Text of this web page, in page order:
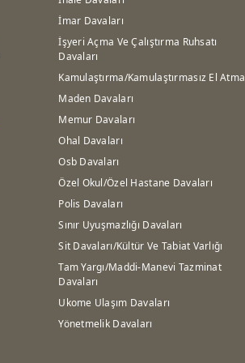
İmar Davaları
İşyeri Açma Ve Çalıştırma Ruhsatı
Davaları
Kamulaştırma/Kamulaştırmasız El Atma
Maden Davaları
Memur Davaları
Ohal Davaları
Osb Davaları
Özel Okul/Özel Hastane Davaları
Polis Davaları
Sınır Uyuşmazlığı Davaları
Sit Davaları/Kültür Ve Tabiat Varlığı
Tam Yargı/Maddi-Manevi Tazminat
Davaları
Ukome Ulaşım Davaları
Yönetmelik Davaları